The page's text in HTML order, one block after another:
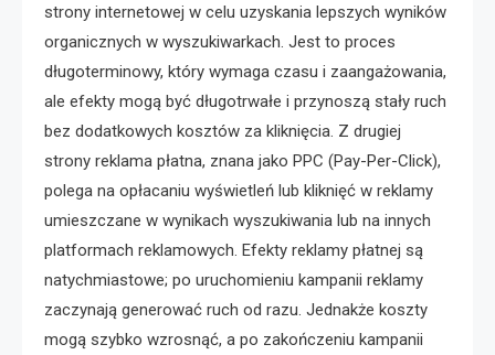
strony internetowej w celu uzyskania lepszych wyników
organicznych w wyszukiwarkach. Jest to proces
długoterminowy, który wymaga czasu i zaangażowania,
ale efekty mogą być długotrwałe i przynoszą stały ruch
bez dodatkowych kosztów za kliknięcia. Z drugiej
strony reklama płatna, znana jako PPC (Pay-Per-Click),
polega na opłacaniu wyświetleń lub kliknięć w reklamy
umieszczane w wynikach wyszukiwania lub na innych
platformach reklamowych. Efekty reklamy płatnej są
natychmiastowe; po uruchomieniu kampanii reklamy
zaczynają generować ruch od razu. Jednakże koszty
mogą szybko wzrosnąć, a po zakończeniu kampanii